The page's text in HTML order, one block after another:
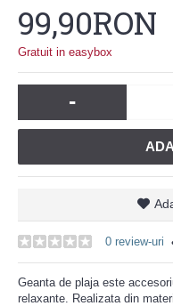
99,90RON
Gratuit in easybox
-
0 review-uri
Geanta de plaja este
relaxante. Realizata din